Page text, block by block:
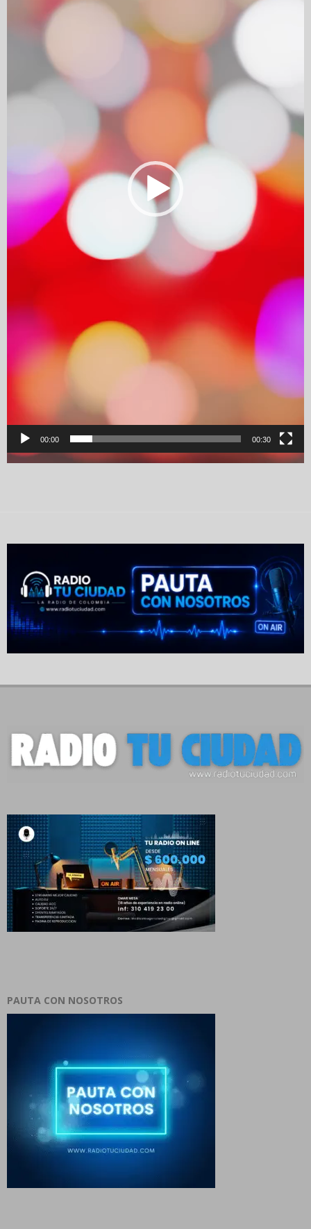
00:00 00:30
PAUTA CON NOSOTROS